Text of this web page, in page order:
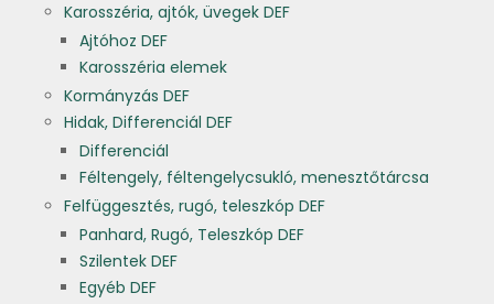
Karosszéria, ajtók, üvegek DEF
Ajtóhoz DEF
Karosszéria elemek
Kormányzás DEF
Hidak, Differenciál DEF
Differenciál
Féltengely, féltengelycsukló, menesztőtárcsa
Felfüggesztés, rugó, teleszkóp DEF
Panhard, Rugó, Teleszkóp DEF
Szilentek DEF
Egyéb DEF